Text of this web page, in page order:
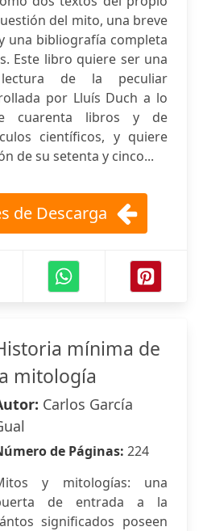
del mito, una breve
una bibliografía completa
Este libro quiere ser una
de la peculiar
por Lluís Duch a lo
cuarenta libros y de
científicos, y quiere
de su setenta y cinco...
de Descarga
mínima de
mitología
Carlos García
de Páginas: 224
y mitologías: una
de entrada a la
significados poseen